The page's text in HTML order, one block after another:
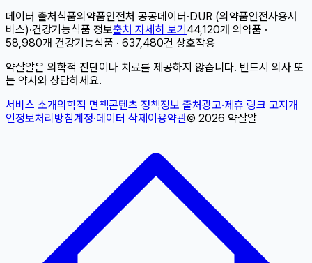
데이터 출처 식품의약품안전처 공공데이터 · DUR (의약품안전사용서
비스)·건강기능식품 정보출처 자세히 보기 44,120개 의약품 ·
58,980개 건강기능식품 · 637,480건 상호작용
약잘알은 의학적 진단이나 치료를 제공하지 않습니다. 반드시 의사 또
는 약사와 상담하세요.
서비스 소개의학적 면책콘텐츠 정책정보 출처광고·제휴 링크 고지 개
인정보처리방침계정·데이터 삭제 이용약관© 2026 약잘알